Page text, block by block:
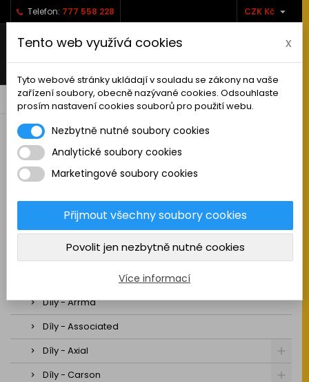
Telefon: 777 558 228 CZK Kč 
   shopping_cart0
RC AUTA
Sestavená auta elektro
Stavebnice aut elektro
Auta na spalovací motor
Náhradní díly
Díly - Arrma
Díly - Associated
Díly - Axial
Díly - Carson
Tento web využívá cookies x
Tyto webové stránky ukládají v souladu se zákony na vaše
zařízení soubory, obecně nazývané cookies. Odsouhlaste
prosím nastavení cookies souborů pro použití webu.
Nezbytně nutné soubory cookies
Analytické soubory cookies
Marketingové soubory cookies
Přijmout všechny soubory cookies
Povolit jen nezbytně nutné cookies
Více informací